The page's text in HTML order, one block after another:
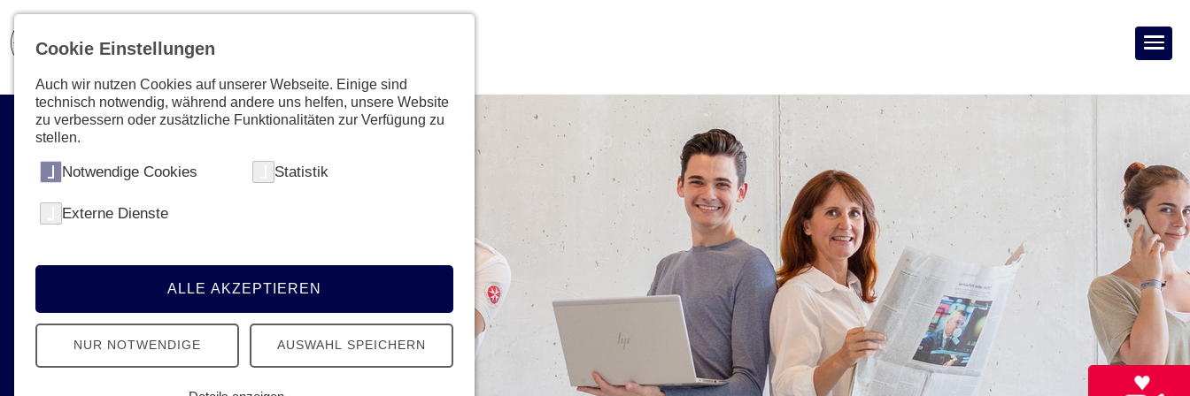
Aktuelles & Presse
News, Termine, Podcast - Erfahren Sie
alles Neue von den Johannitern
Cookie Einstellungen
Auch wir nutzen Cookies auf unserer Webseite. Einige sind
technisch notwendig, während andere uns helfen, unsere Website
zu verbessern oder zusätzliche Funktionalitäten zur Verfügung zu
stellen.
Notwendige Cookies Statistik
Externe Dienste
ALLE AKZEPTIEREN
NUR NOTWENDIGE AUSWAHL SPEICHERN